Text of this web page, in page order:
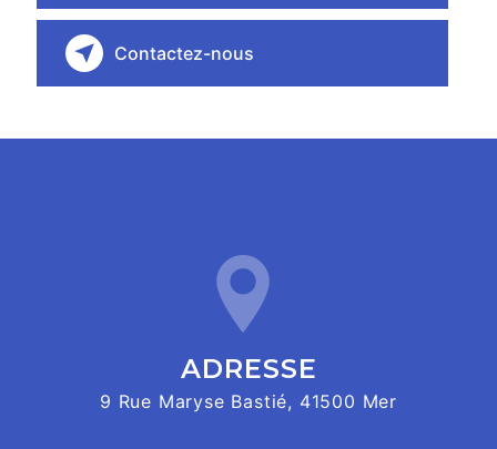
Contactez-nous
ADRESSE
9 Rue Maryse Bastié, 41500 Mer